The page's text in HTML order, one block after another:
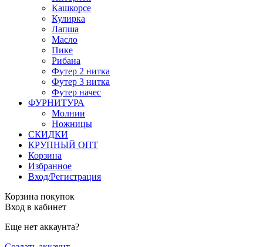
Кашкорсе
Кулирка
Лапша
Масло
Пике
Рибана
Футер 2 нитка
Футер 3 нитка
Футер начес
ФУРНИТУРА
Молнии
Ножницы
СКИДКИ
КРУПНЫЙ ОПТ
Корзина
Избранное
Вход/Регистрация
Корзина покупок
Вход в кабинет
Еще нет аккаунта?